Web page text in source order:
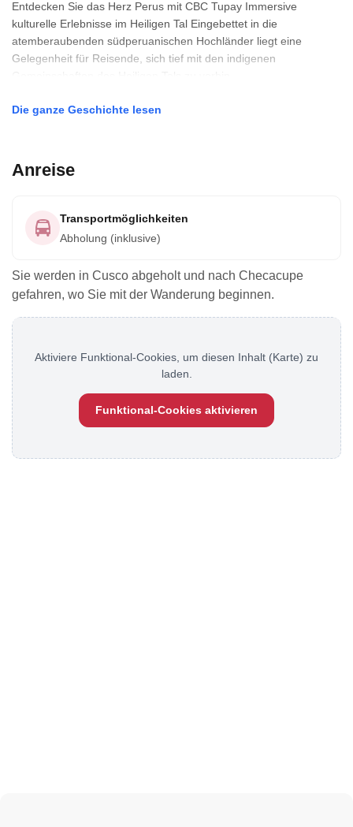
Entdecken Sie das Herz Perus mit CBC Tupay Immersive
kulturelle Erlebnisse im Heiligen Tal Eingebettet in die
atemberaubenden südperuanischen Hochländer liegt eine
Gelegenheit für Reisende, sich tief mit den indigenen
Die ganze Geschichte lesen
Anreise
Transportmöglichkeiten
Abholung (inklusive)
Sie werden in Cusco abgeholt und nach Checacupe
gefahren, wo Sie mit der Wanderung beginnen.
Aktiviere Funktional-Cookies, um diesen Inhalt (Karte) zu
laden.
Funktional-Cookies aktivieren